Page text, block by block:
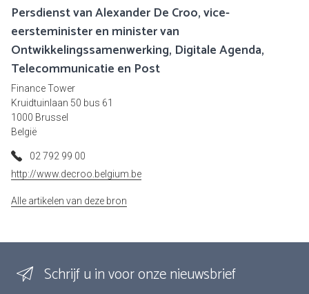
Persdienst van Alexander De Croo, vice-
eersteminister en minister van
Ontwikkelingssamenwerking, Digitale Agenda,
Telecommunicatie en Post
Finance Tower
Kruidtuinlaan 50 bus 61
1000 Brussel
België
02 792 99 00
http://www.decroo.belgium.be
Alle artikelen van deze bron
Schrijf u in voor onze nieuwsbrief